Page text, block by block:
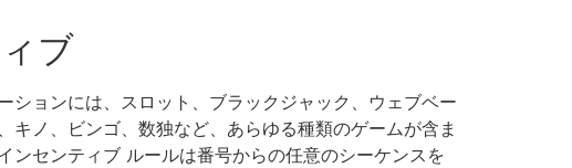
ブ
ションには、スロット、ブラックジャック、ウェブベー
キノ、ビンゴ、数独など、あらゆる種類のゲームが含ま
ンセンティブ ルールは番号からの任意のシーケンスを